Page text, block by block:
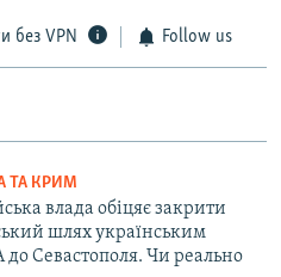
без VPN Follow us
ТА КРИМ
влада обіцяє закрити
шлях українським
до Севастополя. Чи реально